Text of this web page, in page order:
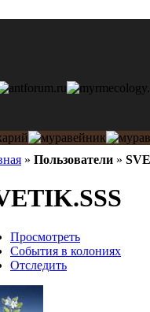
» Пользователи »
Просмотреть
События в колониях
Отследить